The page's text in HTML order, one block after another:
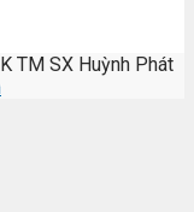
TM SX Huỳnh Phát